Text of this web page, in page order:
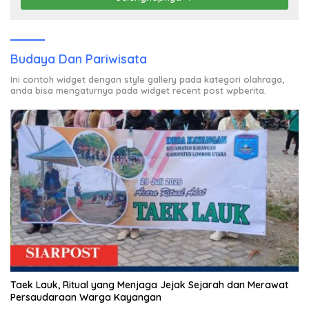
Budaya Dan Pariwisata
Ini contoh widget dengan style gallery pada kategori olahraga,
anda bisa mengaturnya pada widget recent post wpberita.
Taek Lauk, Ritual yang Menjaga Jejak Sejarah dan Merawat
Persaudaraan Warga Kayangan